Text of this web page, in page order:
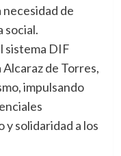
de
social.
sistema DIF
Alcaraz de Torres,
impulsando
solidaridad a los